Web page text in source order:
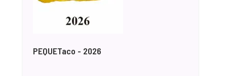
PEQUETaco - 2026